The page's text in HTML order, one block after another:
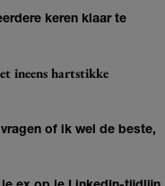
keren klaar te
ineens hartstikke
of ik wel de beste,